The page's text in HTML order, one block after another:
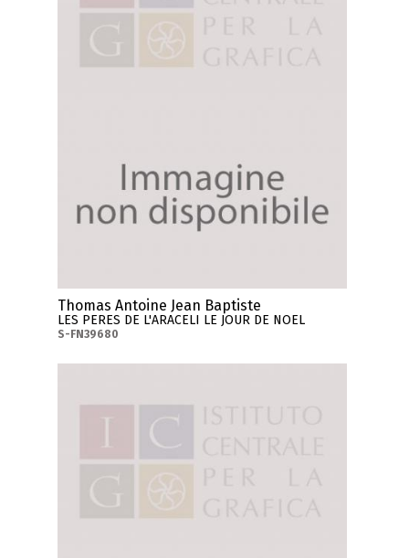
Thomas Antoine Jean Baptiste
LES PERES DE L'ARACELI LE JOUR DE NOEL
S-FN39680